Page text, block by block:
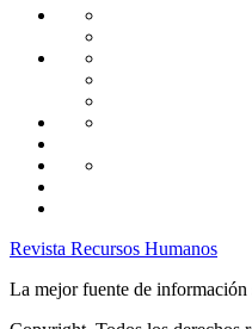
Capacitación
Desarrollo
Gestión
Laborales
Selección
Revista Recursos Humanos
La mejor fuente de información